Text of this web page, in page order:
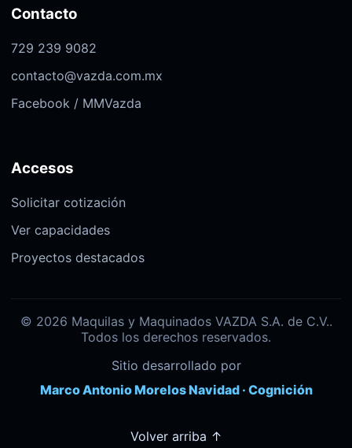
Contacto
729 239 9082
contacto@vazda.com.mx
Facebook / MMVazda
Accesos
Solicitar cotización
Ver capacidades
Proyectos destacados
© 2026 Maquilas y Maquinados VAZDA S.A. de C.V..
Todos los derechos reservados.
Sitio desarrollado por
Marco Antonio Morelos Navidad · Cognición
Volver arriba ↑